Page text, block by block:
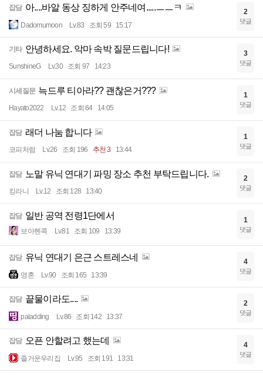
잡담 아....바알 동상 징하게 안주네여.....ㅡㅡㅋ
Dadomumoon Lv.83 조회 59 15:17
2
댓글
기타 안녕하세요. 악마 속박 질문드립니다!
SunshineG Lv.30 조회 97 14:23
3
댓글
시세질문 늑드루 티아라?? 괜찮은거???
Hayato2022 Lv.12 조회 64 14:05
1
댓글
잡담 래더 나눔 합니다
코피처럼 Lv.26 조회 196 추천 3 13:44
1
댓글
잡담 노말 유닉 연대기 파밍 장소 추천 부탁드립니다.
킹라니 Lv.12 조회 128 13:40
2
댓글
잡담 일반 공역 전령1단에서
보아헨콕 Lv.81 조회 109 13:39
1
댓글
잡담 유닉 연대기 은근 스트레스네
영혼 Lv.90 조회 165 13:39
4
댓글
잡담 끝물이라도....
paladding Lv.86 조회 142 13:37
2
댓글
잡담 오픈 안할려고 했는데
즐거운우리집 Lv.95 조회 191 13:31
4
댓글